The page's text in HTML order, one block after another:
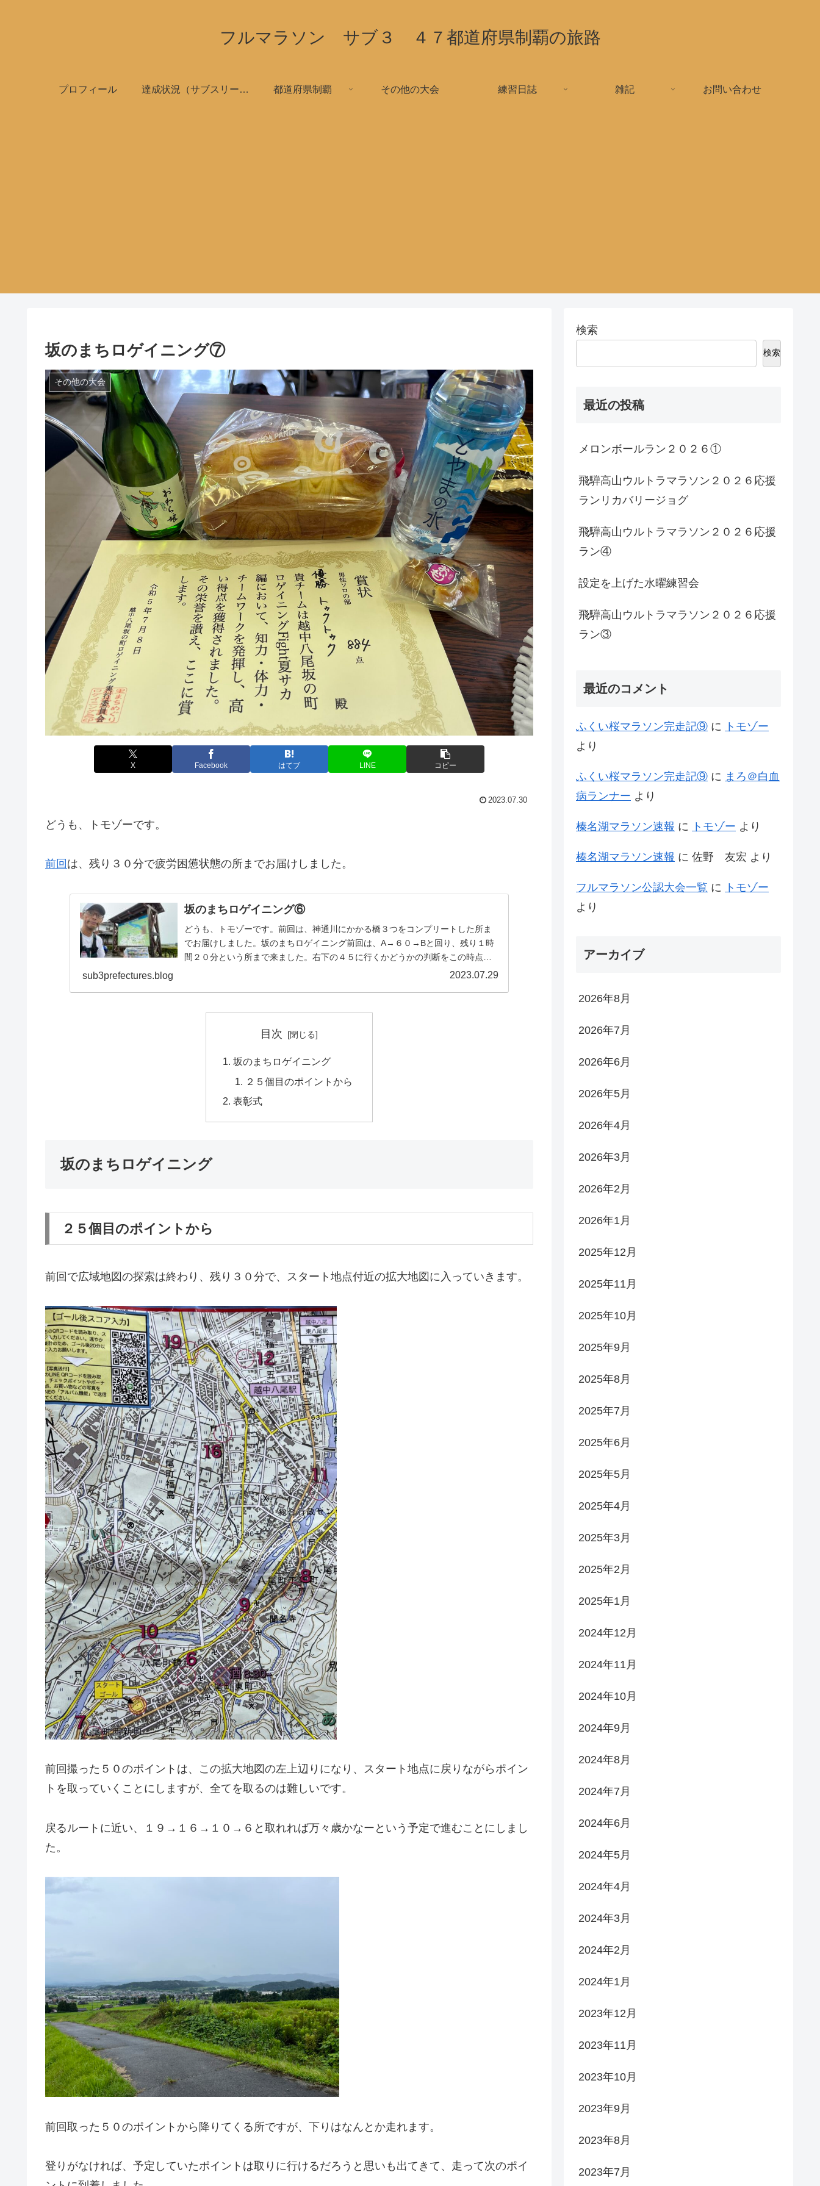
フルマラソン サブ３ ４７都道府県制覇の旅路
プロフィール 達成状況（サブスリーで全国制覇） 都道府県制覇 その他の大会 練習日誌 雑記 お問い合わせ
坂のまちロゲイニング⑦
その他の大会
X Facebook はてブ LINE コピー
2023.07.30
どうも、トモゾーです。
前回 は、残り３０分で疲労困憊状態の所までお届けしました。
坂のまちロゲイニング⑥
どうも、トモゾーです。前回は、神通川にかかる橋３つをコンプリートした所ま
でお届けしました。坂のまちロゲイニング前回は、A→６０→Bと回り、残り１時
間２０分という所まで来ました。右下の４５に行くかどうかの判断をこの時点で
sub3prefectures.blog 2023.07.29
目次
坂のまちロゲイニング
２５個目のポイントから
表彰式
坂のまちロゲイニング
２５個目のポイントから
前回で広域地図の探索は終わり、残り３０分で、スタート地点付近の拡大地図に入っていきます。
前回撮った５０のポイントは、この拡大地図の左上辺りになり、スタート地点に戻りながらポイン
トを取っていくことにしますが、全てを取るのは難しいです。
戻るルートに近い、１９→１６→１０→６と取れれば万々歳かなーという予定で進むことにしまし
た。
前回取った５０のポイントから降りてくる所ですが、下りはなんとか走れます。
登りがなければ、予定していたポイントは取りに行けるだろうと思いも出てきて、走って次のポイ
検索
検索
最近の投稿
メロンボールラン２０２６①
飛騨高山ウルトラマラソン２０２６応援
ランリカバリージョグ
飛騨高山ウルトラマラソン２０２６応援
ラン④
設定を上げた水曜練習会
飛騨高山ウルトラマラソン２０２６応援
ラン③
最近のコメント
ふくい桜マラソン完走記⑨ に
トモゾー
より
ふくい桜マラソン完走記⑨ に まろ＠白血
病ランナー より
榛名湖マラソン速報 に トモゾー より
榛名湖マラソン速報 に 佐野 友宏 より
フルマラソン公認大会一覧 に
トモゾー
より
アーカイブ
2026年8月
2026年7月
2026年6月
2026年5月
2026年4月
2026年3月
2026年2月
2026年1月
2025年12月
2025年11月
2025年10月
2025年9月
2025年8月
2025年7月
2025年6月
2025年5月
2025年4月
2025年3月
2025年2月
2025年1月
2024年12月
2024年11月
2024年10月
2024年9月
2024年8月
2024年7月
2024年6月
2024年5月
2024年4月
2024年3月
2024年2月
2024年1月
2023年12月
2023年11月
2023年10月
2023年9月
2023年8月
2023年7月